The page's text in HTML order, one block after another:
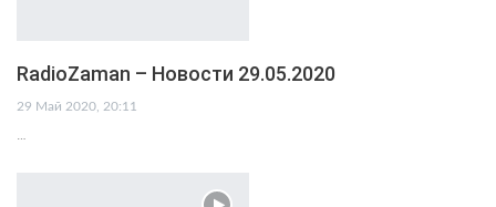
RadioZaman – Новости 29.05.2020
29 Май 2020, 20:11
…